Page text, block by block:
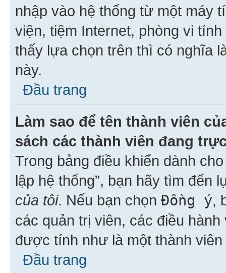
nhập vào hệ thống từ một máy
viện, tiệm Internet, phòng vi
thấy lựa chọn trên thì có nghĩa
này.
Đầu trang
Làm sao để tên thành viên
sách các thành viên đang
Trong bảng điều khiển dành
lập hệ thống”, bạn hãy tìm đến
của tôi. Nếu bạn chọn Đồng ý,
các quản trị viên, các điều
được tính như là một thành viên
Đầu trang